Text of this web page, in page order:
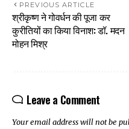
PREVIOUS ARTICLE
श्रीकृष्ण ने गोवर्धन की पूजा कर
कुरीतियों का किया विनाश: डॉ. मदन
मोहन मिश्र
Leave a Comment
Your email address will not be